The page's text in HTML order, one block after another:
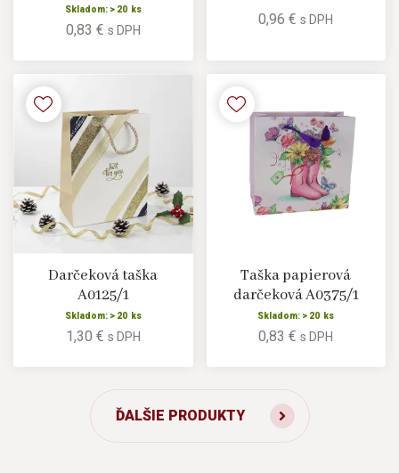
Skladom: > 20 ks
0,83 € s DPH
0,96 €s DPH
Darčeková taška
A0125/1
Skladom: > 20 ks
1,30 € s DPH
Taška papierová
darčeková A0375/1
Skladom: > 20 ks
0,83 €s DPH
ĎALŠIE PRODUKTY